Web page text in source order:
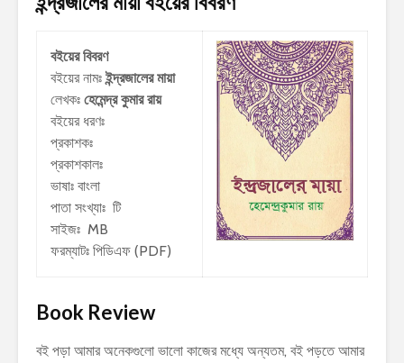
বইয়ের বিবরণ
বইয়ের নামঃইন্দ্রজালের মায়া
লেখকঃ হেমেন্দ্র কুমার রায়
বইয়ের ধরণঃ
প্রকাশকঃ
প্রকাশকালঃ
ভাষাঃ বাংলা
পাতা সংখ্যাঃ টি
সাইজঃ MB
ফরম্যাটঃ পিডিএফ (PDF)
Book Review
বই পড়া আমার অনেকগুলো ভালো কাজের মধ্যে অন্যতম, বই পড়তে আমার